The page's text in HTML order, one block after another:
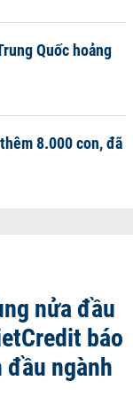
Quốc hoảng
8.000 con, đã
nửa đầu
báo
ngành